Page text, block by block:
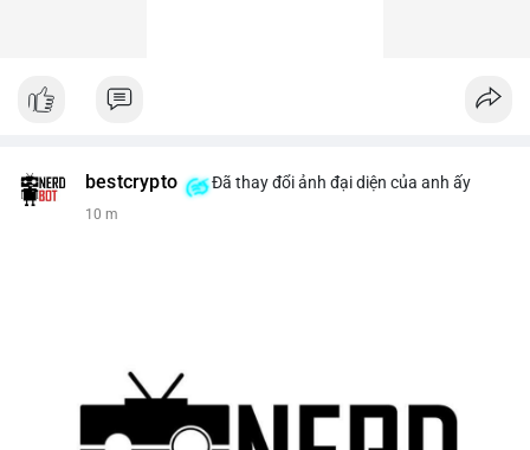
bestcrypto Đã thay đổi ảnh đại diện của anh ấy
10 m